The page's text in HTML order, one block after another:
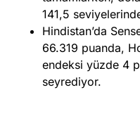
141,5
Hindistan’da
66.319 puanda,
endeksi yüzde 4
seyrediyor.